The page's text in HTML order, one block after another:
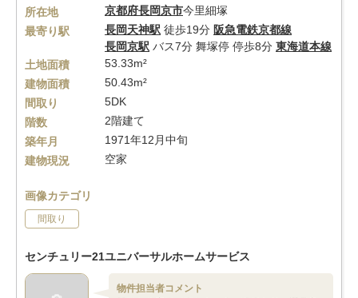
所在地 京都府長岡京市今里細塚
最寄り駅
長岡天神駅 徒歩19分 阪急電鉄京都線
長岡京駅 バス7分 舞塚停 停歩8分 東海道本線
土地面積
53.33m²
建物面積
50.43m²
間取り
5DK
階数
2階建て
築年月
1971年12月中旬
建物現況
空家
画像カテゴリ
間取り
センチュリー21ユニバーサルホームサービス
物件担当者コメント